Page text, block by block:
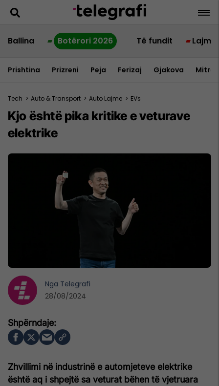
Ballina Botërori 2026 Të fundit Lajme
Prishtina Prizreni Peja Ferizaj Gjakova
Tech > Auto & Transport > Auto Lajme > EVs
Kjo është pika kritike e veturave
elektrike
Zhvillimi në industrinë e automjeteve elektrike
është aq i shpejtë sa veturat bëhen të vjetruara
Nga Telegrafi
28/08/2024